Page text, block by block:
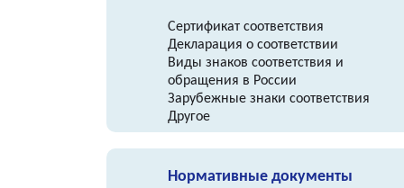
Сертификат соответствия
Декларация о соответствии
Виды знаков соответствия и
обращения в России
Зарубежные знаки соответствия
Другое
Нормативные документы